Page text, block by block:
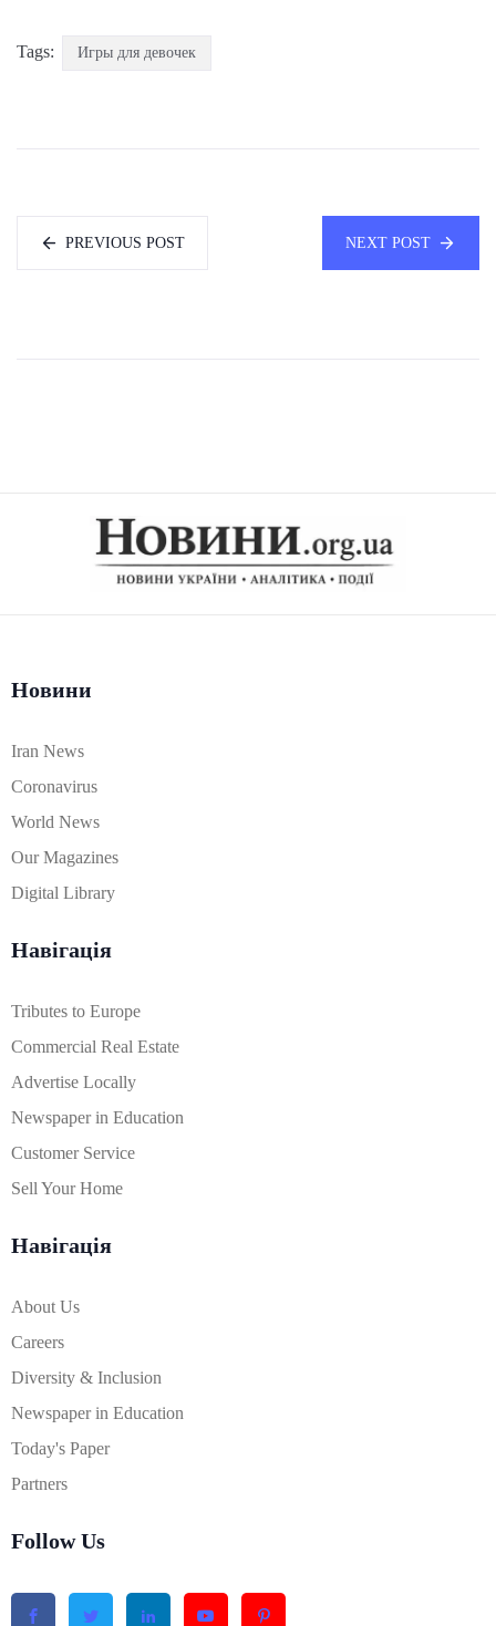
Tags: Игры для девочек
PREVIOUS POST NEXT POST
Новини
Iran News
Coronavirus
World News
Our Magazines
Digital Library
Навігація
Tributes to Europe
Commercial Real Estate
Advertise Locally
Newspaper in Education
Customer Service
Sell Your Home
Навігація
About Us
Careers
Diversity & Inclusion
Newspaper in Education
Today's Paper
Partners
Follow Us